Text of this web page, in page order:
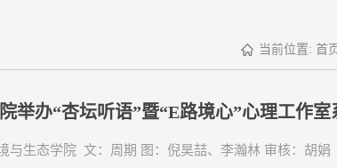
当前位置: 首
举办“杏坛听语”暨“E路境心”心理工作室
生态学院 文：周期 图：倪昊喆、李瀚林 审核：胡娟